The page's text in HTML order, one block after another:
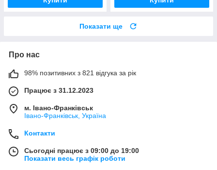
Показати ще
Про нас
98% позитивних з 821 відгука за рік
Працює з 31.12.2023
м. Івано-Франківськ
Івано-Франківськ, Україна
Контакти
Сьогодні працює з 09:00 до 19:00
Показати весь графік роботи